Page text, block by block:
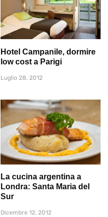
Hotel Campanile, dormire
low cost a Parigi
Luglio 28, 2012
La cucina argentina a
Londra: Santa Maria del
Sur
Dicembre 12, 2012